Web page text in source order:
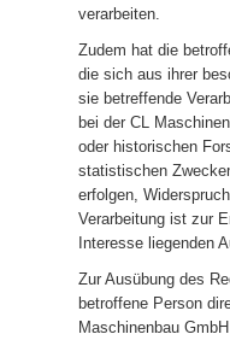
verarbeiten.
Zudem hat die
die sich aus ihrer
sie betreffende
bei der CL
oder historischen
statistischen
erfolgen,
Verarbeitung ist zur
Interesse liegenden
Zur Ausübung des
betroffene Person
Maschinenbau